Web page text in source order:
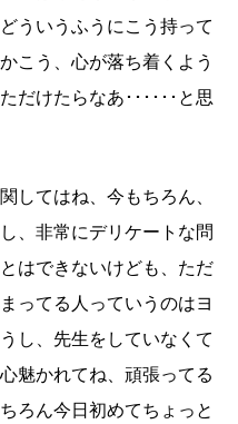
ういうふうにこう持って
こう、心が落ち着くよう
だけたらなあ･･････と思
てはね、今もちろん、
、非常にデリケートな問
はできないけども、ただ
ってる人っていうのはヨ
し、先生をしていなくて
魅かれてね、頑張ってる
ろん今日初めてちょっと